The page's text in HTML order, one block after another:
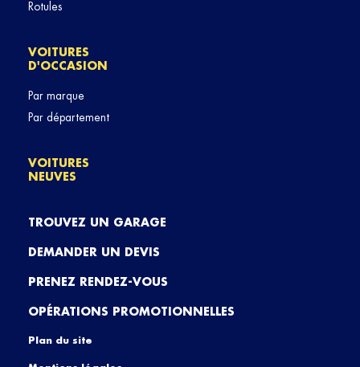
Rotules
VOITURES
D'OCCASION
Par marque
Par département
VOITURES
NEUVES
TROUVEZ UN GARAGE
DEMANDER UN DEVIS
PRENEZ RENDEZ-VOUS
OPÉRATIONS PROMOTIONNELLES
Plan du site